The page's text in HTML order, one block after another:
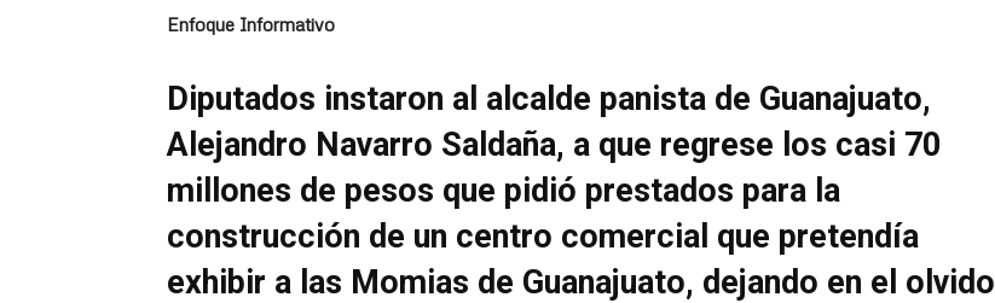
Enfoque Informativo
Diputados instaron al alcalde panista de Guanajuato,
Alejandro Navarro Saldaña, a que regrese los casi 70
millones de pesos que pidió prestados para la
construcción de un centro comercial que pretendía
exhibir a las Momias de Guanajuato, dejando en el olvido